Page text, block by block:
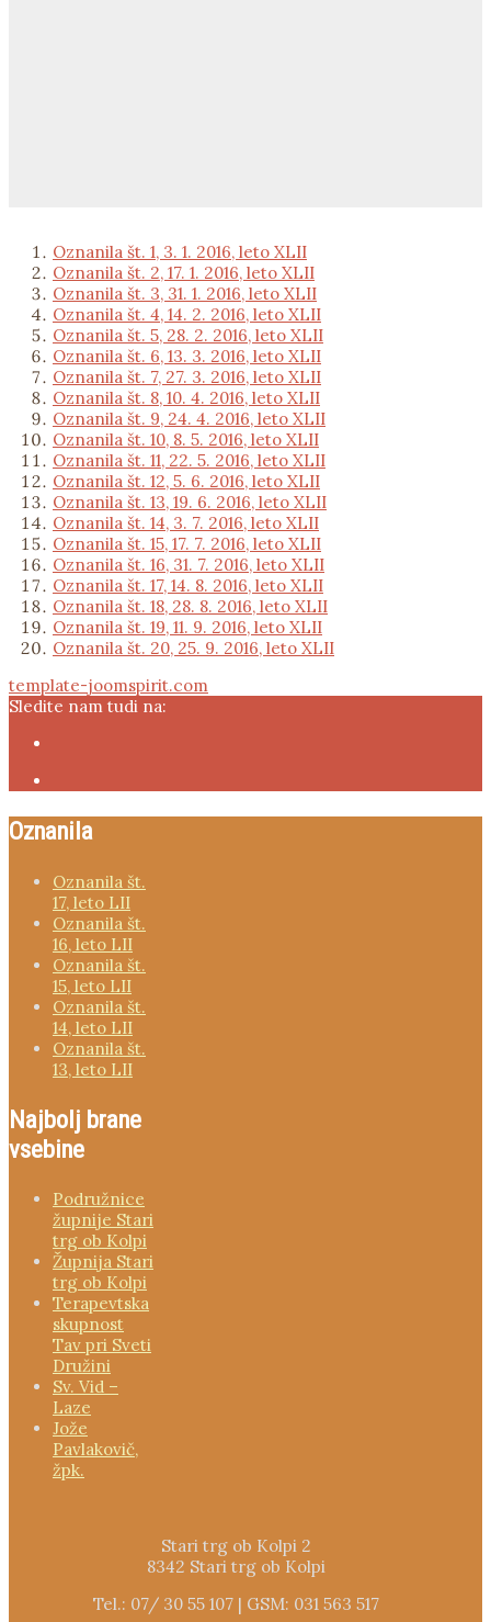
Oznanila št. 1, 3. 1. 2016, leto XLII
Oznanila št. 2, 17. 1. 2016, leto XLII
Oznanila št. 3, 31. 1. 2016, leto XLII
Oznanila št. 4, 14. 2. 2016, leto XLII
Oznanila št. 5, 28. 2. 2016, leto XLII
Oznanila št. 6, 13. 3. 2016, leto XLII
Oznanila št. 7, 27. 3. 2016, leto XLII
Oznanila št. 8, 10. 4. 2016, leto XLII
Oznanila št. 9, 24. 4. 2016, leto XLII
Oznanila št. 10, 8. 5. 2016, leto XLII
Oznanila št. 11, 22. 5. 2016, leto XLII
Oznanila št. 12, 5. 6. 2016, leto XLII
Oznanila št. 13, 19. 6. 2016, leto XLII
Oznanila št. 14, 3. 7. 2016, leto XLII
Oznanila št. 15, 17. 7. 2016, leto XLII
Oznanila št. 16, 31. 7. 2016, leto XLII
Oznanila št. 17, 14. 8. 2016, leto XLII
Oznanila št. 18, 28. 8. 2016, leto XLII
Oznanila št. 19, 11. 9. 2016, leto XLII
Oznanila št. 20, 25. 9. 2016, leto XLII
template-joomspirit.com
Sledite nam tudi na:
Oznanila
Oznanila št.
17, leto LII
Oznanila št.
16, leto LII
Oznanila št.
15, leto LII
Oznanila št.
14, leto LII
Oznanila št.
13, leto LII
Najbolj brane
vsebine
Podružnice
župnije Stari
trg ob Kolpi
Župnija Stari
trg ob Kolpi
Terapevtska
skupnost
Tav pri Sveti
Družini
Sv. Vid –
Laze
Jože
Pavlakovič,
žpk.
Stari trg ob Kolpi 2
8342 Stari trg ob Kolpi
Tel.: 07/ 30 55 107 | GSM: 031 563 517